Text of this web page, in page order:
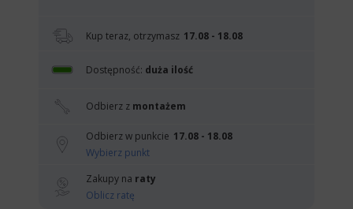
Kup teraz, otrzymasz 17.08 - 18.08
Dostępność: duża ilość
Odbierz z montażem
Odbierz w punkcie 17.08 - 18.08
Wybierz punkt
Zakupy na raty
Oblicz ratę